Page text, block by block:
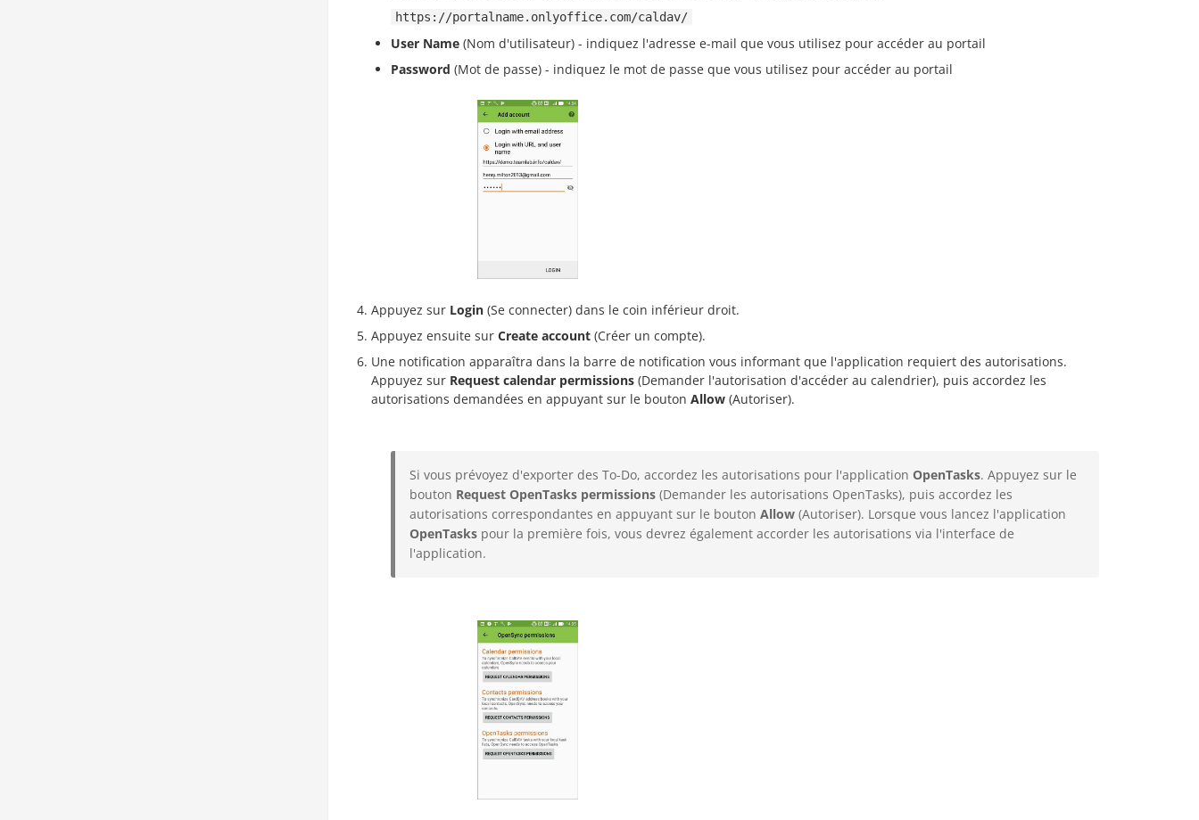
https://portalname.onlyoffice.com/caldav/
User Name (Nom d'utilisateur) - indiquez l'adresse e-mail que vous utilisez pour accéder au portail
Password (Mot de passe) - indiquez le mot de passe que vous utilisez pour accéder au portail
Appuyez sur Login (Se connecter) dans le coin inférieur droit.
Appuyez ensuite sur Create account (Créer un compte).
Une notification apparaîtra dans la barre de notification vous informant que l'application requiert des autorisations.
Appuyez sur Request calendar permissions (Demander l'autorisation d'accéder au calendrier), puis accordez les
autorisations demandées en appuyant sur le bouton Allow (Autoriser).
Si vous prévoyez d'exporter des To-Do, accordez les autorisations pour l'application OpenTasks. Appuyez sur le
bouton Request OpenTasks permissions (Demander les autorisations OpenTasks), puis accordez les
autorisations correspondantes en appuyant sur le bouton Allow (Autoriser). Lorsque vous lancez l'application
OpenTasks pour la première fois, vous devrez également accorder les autorisations via l'interface de
l'application.